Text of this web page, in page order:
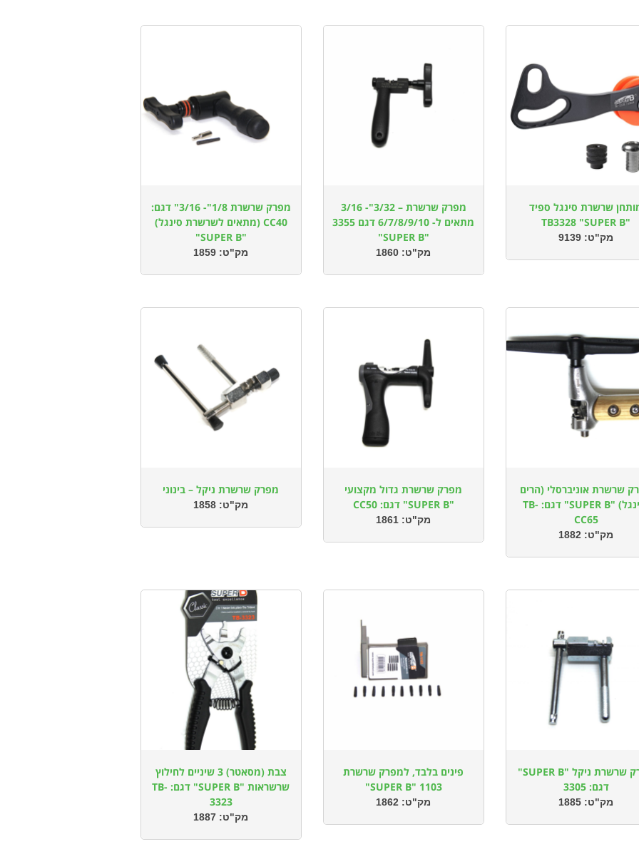
שרשרת סינגל ספיד
"TB3328 "SUPER B
מק"ט: 9139
מפרק שרשרת – 3/32"- 3/16
מתאים ל- 6/7/8/9/10 דגם 3355
"SUPER B"
מק"ט: 1860
מפרק שרשרת 1/8"- 3/16" דגם:
CC40 (מתאים לשרשרת סינגל)
"SUPER B"
מק"ט: 1859
שרשרת אוניברסלי (הרים
וסינגל) "SUPER B" דגם: TB-
CC65
מק"ט: 1882
מפרק שרשרת גדול מקצועי
"SUPER B" דגם: CC50
מק"ט: 1861
מפרק שרשרת ניקל – בינוני
מק"ט: 1858
מפרק שרשרת ניקל "SUPER B"
דגם: 3305
מק"ט: 1885
פינים בלבד, למפרק שרשרת
1103 "SUPER B"
מק"ט: 1862
צבת (מסאטר) 3 שיניים לחילוץ
שרשראות "SUPER B" דגם: TB-
3323
מק"ט: 1887